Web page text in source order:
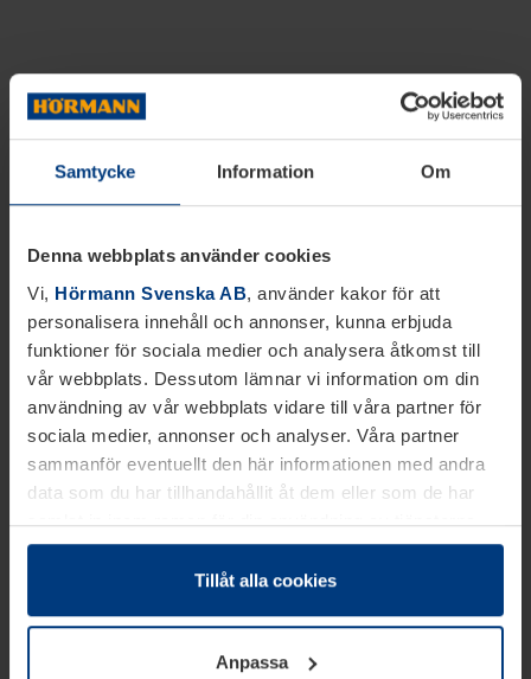
Samtycke Information Om
Denna webbplats använder cookies
Vi, Hörmann Svenska AB, använder kakor för att
personalisera innehåll och annonser, kunna erbjuda
funktioner för sociala medier och analysera åtkomst till
vår webbplats. Dessutom lämnar vi information om din
användning av vår webbplats vidare till våra partner för
sociala medier, annonser och analyser. Våra partner
sammanför eventuellt den här informationen med andra
data som du har tillhandahållit åt dem eller som de har
samlat in inom ramen för din användning av tjänsterna.
Juridiskt kan vi lagra kakor på din enhet, om de är
absolut nödvändiga för driften av den här webbplatsen.
godkännande kan du när som helst ändra eller återkalla i
informationen om kakor underDataskyddsförklaring
Tillåt alla cookies
Anpassa